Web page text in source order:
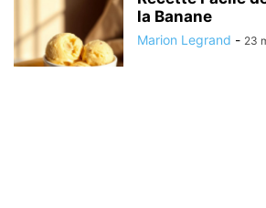
la Banane
Marion Legrand - 23